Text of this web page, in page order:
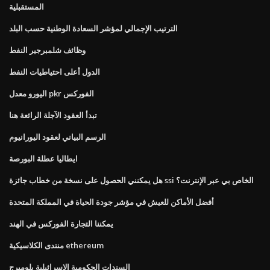
المستقبلية
الترتيب الإجمالي لمؤشر السعادة الوطنية حسب البلد
وظائف شلمبرجير النفط
الدول أعلى احتياطيات النفط
اليورو معدل pkr الفوركس
تبدأ العقود الآجلة الرائعة هنا
الرسم البياني لعقود اليورانيوم
ايطاليا عطلة البورصة
هل يمكنني الحصول على نسخة من خطاب جائزة ssi الخاص بي عبر الإنترنت؟
أفضل الأماكن للعيش في مؤشر جودة الحياة في المملكة المتحدة
يمكننا التجارة الفوركس في الهند
منتدى الكلاسيكية ethereum
السندات الحكومية الإسرائيلية بلومبرج